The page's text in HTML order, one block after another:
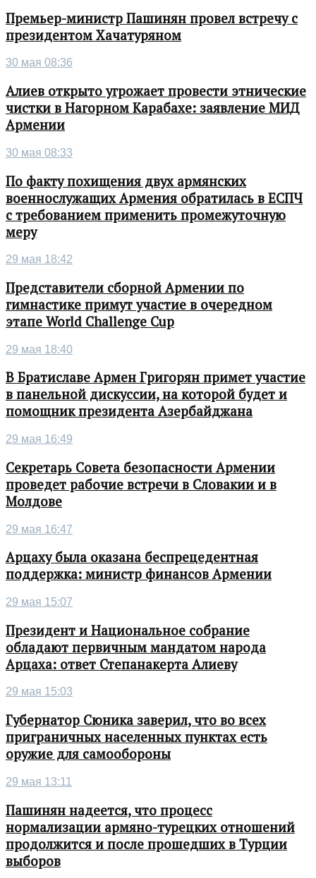
Премьер-министр Пашинян провел встречу с
президентом Хачатуряном
30 мая 08:36
Алиев открыто угрожает провести этнические
чистки в Нагорном Карабахе: заявление МИД
Армении
30 мая 08:33
По факту похищения двух армянских
военнослужащих Армения обратилась в ЕСПЧ
с требованием применить промежуточную
меру
29 мая 18:42
Представители сборной Армении по
гимнастике примут участие в очередном
этапе World Challenge Cup
29 мая 18:40
В Братиславе Армен Григорян примет участие
в панельной дискуссии, на которой будет и
помощник президента Азербайджана
29 мая 16:49
Секретарь Совета безопасности Армении
проведет рабочие встречи в Словакии и в
Молдове
29 мая 16:47
Арцаху была оказана беспрецедентная
поддержка: министр финансов Армении
29 мая 15:07
Президент и Национальное собрание
обладают первичным мандатом народа
Арцаха: ответ Степанакерта Алиеву
29 мая 15:03
Губернатор Сюника заверил, что во всех
приграничных населенных пунктах есть
оружие для самообороны
29 мая 13:11
Пашинян надеется, что процесс
нормализации армяно-турецких отношений
продолжится и после прошедших в Турции
выборов